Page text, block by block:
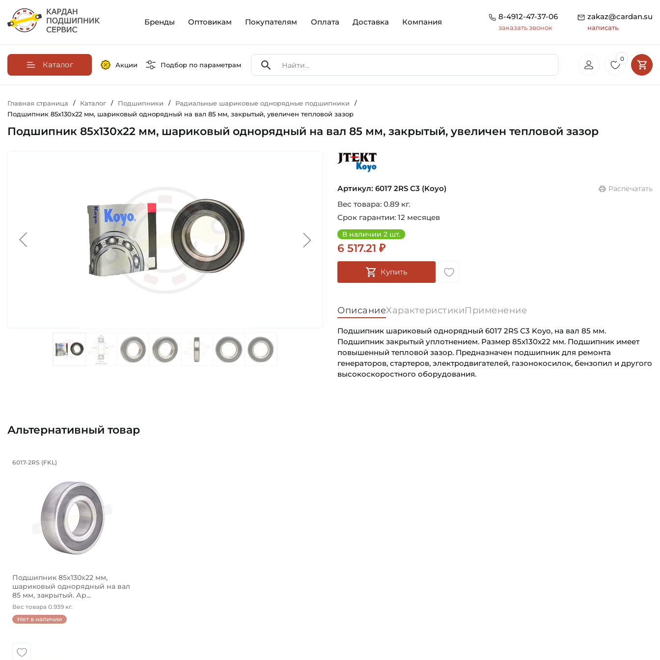
Бренды Оптовикам Покупателям Оплата Доставка Компания
8-4912-47-37-06
заказать звонок
zakaz@cardan.su
написать
Каталог Акции Подбор по параметрам
0
Главная страница / Каталог / Подшипники / Радиальные шариковые однорядные подшипники /
Подшипник 85х130х22 мм, шариковый однорядный на вал 85 мм, закрытый, увеличен тепловой зазор
Подшипник 85х130х22 мм, шариковый однорядный на вал 85 мм, закрытый, увеличен тепловой зазор
Артикул: 6017 2RS C3 (Koyo)
Распечатать
Вес товара: 0.89 кг.
Срок гарантии: 12 месяцев
В наличии 2 шт.
6 517.21 ₽
Купить
ОписаниеХарактеристикиПрименение
Подшипник шариковый однорядный 6017 2RS C3 Koyo, на вал 85 мм.
Подшипник закрытый уплотнением. Размер 85х130х22 мм. Подшипник имеет
повышенный тепловой зазор. Предназначен подшипник для ремонта
генераторов, стартеров, электродвигателей, газонокосилок, бензопил и другого
высокоскоростного оборудования.
Альтернативный товар
Подшипник 85х130х22 мм, шариковый однорядный на вал 85 мм, закрытый. Артикул 6017-2RS (FKL)
6017-2RS (FKL)
Подшипник 85х130х22 мм,
шариковый однорядный на вал
85 мм, закрытый. Ар...
Вес товара 0.939 кг.
Нет в наличии